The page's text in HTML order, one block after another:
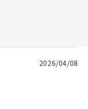
2026/04/08